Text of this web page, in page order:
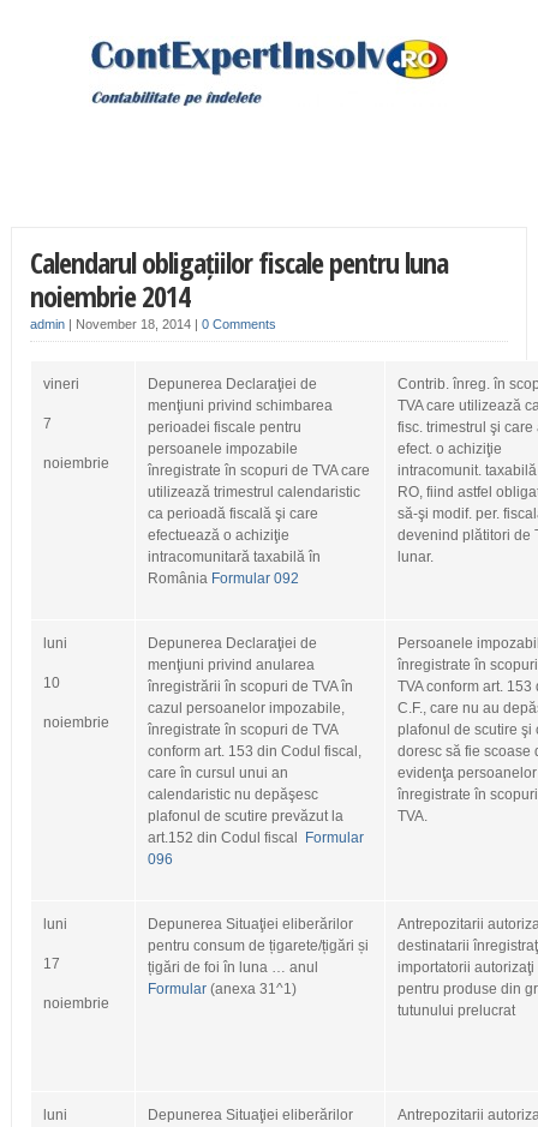
Calendarul obligațiilor fiscale pentru luna
noiembrie 2014
admin| November 18, 2014 | 0 Comments
vineri
7
noiembrie
Depunerea Declaraţiei de
menţiuni privind schimbarea
perioadei fiscale pentru
persoanele impozabile
înregistrate în scopuri de TVA care
utilizează trimestrul calendaristic
ca perioadă fiscală şi care
efectuează o achiziţie
intracomunitară taxabilă în
România Formular 092
Contrib. înreg. în
TVA care utilizează
fisc. trimestrul şi care
efect. o achiziţie
intracomunit.
RO, fiind astfel
să‑şi modif. per.
devenind plătitori de
lunar.
luni
10
noiembrie
Depunerea Declaraţiei de
menţiuni privind anularea
înregistrării în scopuri de TVA în
cazul persoanelor impozabile,
înregistrate în scopuri de TVA
conform art. 153 din Codul fiscal,
care în cursul unui an
calendaristic nu depăşesc
plafonul de scutire prevăzut la
art.152 din Codul fiscal
Formular
096
Persoanele
înregistrate în
TVA conform art. 153
C.F., care nu au
plafonul de scutire şi
doresc să fie scoase
evidenţa persoanelor
înregistrate în
TVA.
luni
17
noiembrie
Depunerea Situaţiei eliberărilor
pentru consum de țigarete/țigări și
țigări de foi în luna … anul
Formular(anexa 31^1)
Antrepozitarii
destinatarii
importatorii autorizaţi
pentru produse din
tutunului prelucrat
luni
Depunerea Situaţiei eliberărilor
Antrepozitarii